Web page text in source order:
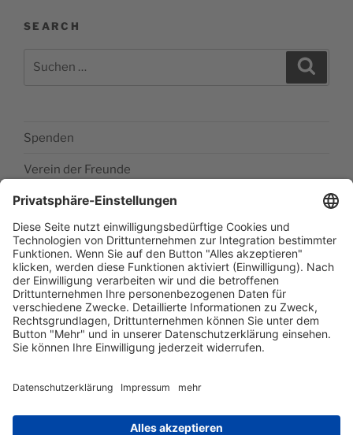
SEARCH
Spenden
Verein der Freunde
Impressum
Barrierefreiheitserklärung
Datenschutzerklärung
Newsletter abonieren
FacebookE‑Mail